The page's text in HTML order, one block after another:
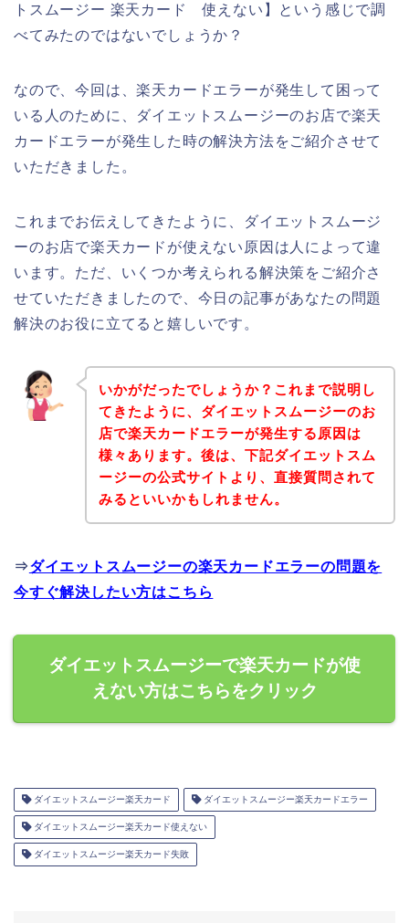
トスムージー 楽天カード 使えない】という感じで調
べてみたのではないでしょうか？
なので、今回は、楽天カードエラーが発生して困って
いる人のために、ダイエットスムージーのお店で楽天
カードエラーが発生した時の解決方法をご紹介させて
いただきました。
これまでお伝えしてきたように、ダイエットスムージ
ーのお店で楽天カードが使えない原因は人によって違
います。ただ、いくつか考えられる解決策をご紹介さ
せていただきましたので、今日の記事があなたの問題
解決のお役に立てると嬉しいです。
いかがだったでしょうか？これまで説明し
てきたように、ダイエットスムージーのお
店で楽天カードエラーが発生する原因は
様々あります。後は、下記ダイエットスム
ージーの公式サイトより、直接質問されて
みるといいかもしれません。
⇒ダイエットスムージーの楽天カードエラーの問題を
今すぐ解決したい方はこちら
ダイエットスムージーで楽天カードが使
えない方はこちらをクリック
ダイエットスムージー楽天カード ダイエットスムージー楽天カードエラー
ダイエットスムージー楽天カード使えない
ダイエットスムージー楽天カード失敗